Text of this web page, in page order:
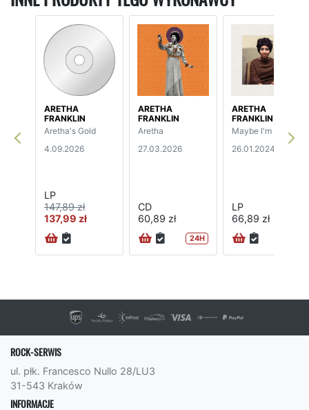
ARETHA
FRANKLIN
Aretha's Gold
4.09.2026
LP
147,89 zł
137,99 zł
ARETHA
FRANKLIN
Aretha
27.03.2026
CD
60,89 zł
24H
ARETHA
FRANKLIN
Maybe I'm A Fool
26.01.2024
LP
66,89 zł
ROCK-SERWIS
ul. płk. Francesco Nullo 28/LU3
31-543 Kraków
INFORMACJE